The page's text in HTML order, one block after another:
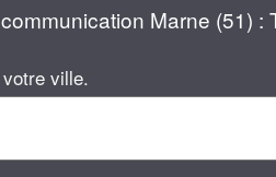
Marne (51)
ville.